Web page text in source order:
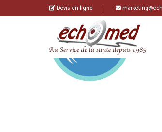
Devis en ligne